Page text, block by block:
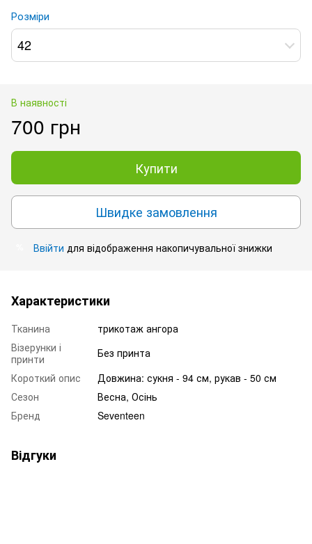
Розміри
42
В наявності
700 грн
Купити
Швидке замовлення
Ввійти для відображення накопичувальної знижки
Характеристики
Тканина
трикотаж ангора
Візерунки і
принти
Без принта
Короткий опис
Довжина: сукня - 94 см, рукав - 50 см
Сезон
Весна, Осінь
Бренд
Seventeen
Відгуки